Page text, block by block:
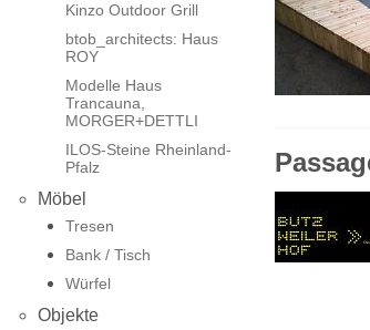
Kinzo Outdoor Grill
btob_architects: Haus
ROY
Modelle Haus
Trancauna,
MORGER+DETTLI
ILOS-Steine Rheinland-
Pfalz
Möbel
Tresen
Bank / Tisch
Würfel
Objekte